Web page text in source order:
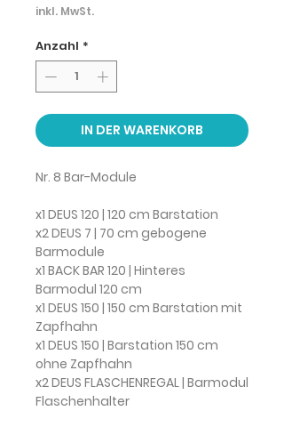
inkl. MwSt.
Anzahl *
IN DER WARENKORB
Nr. 8 Bar-Module
x1 DEUS 120 | 120 cm Barstation
x2 DEUS 7 | 70 cm gebogene
Barmodule
x1 BACK BAR 120 | Hinteres
Barmodul 120 cm
x1 DEUS 150 | 150 cm Barstation mit
Zapfhahn
x1 DEUS 150 | Barstation 150 cm
ohne Zapfhahn
x2 DEUS FLASCHENREGAL | Barmodul
Flaschenhalter